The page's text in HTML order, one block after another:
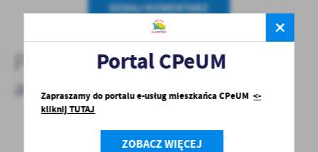
DODAJ KOMENTARZ
Pozostałe
aktualności
Portal CPeUM
Zapraszamy do portalu e-usług mieszkańca CPeUM<-
kliknij TUTAJ
ZOBACZ WIĘCEJ